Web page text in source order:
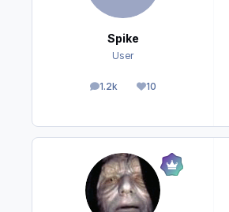
Spike
User
1.2k
Beiträge 10
Reputation